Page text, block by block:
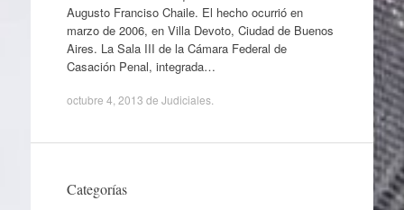
Augusto Franciso Chaile. El hecho ocurrió en
marzo de 2006, en Villa Devoto, Ciudad de Buenos
Aires. La Sala III de la Cámara Federal de
Casación Penal, integrada…
octubre 4, 2013 de Judiciales.
Categorías